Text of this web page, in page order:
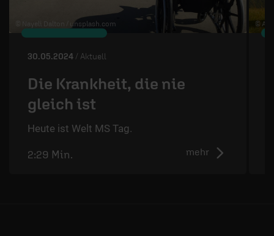
unsplash.com
30.05.2024 / Aktuell
Die Krankheit, die nie
gleich ist
Heute ist Welt MS Tag.
mehr
2:29 Min.
©